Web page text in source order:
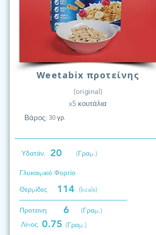
Weetabix προτείνης
(original)
x5 κουτάλια
Βάρος: 30 γρ.
Υδατάν. 20 (Γραμ.)
Γλυκαιμικό Φορτίο
Θερμίδες
114 (kcals)
Προτεινη 6
(Γραμ.)
Λίπος 0.75 (Γραμ.)